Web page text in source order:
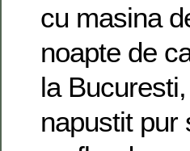
cu masina
noapte de
la
napustit pur